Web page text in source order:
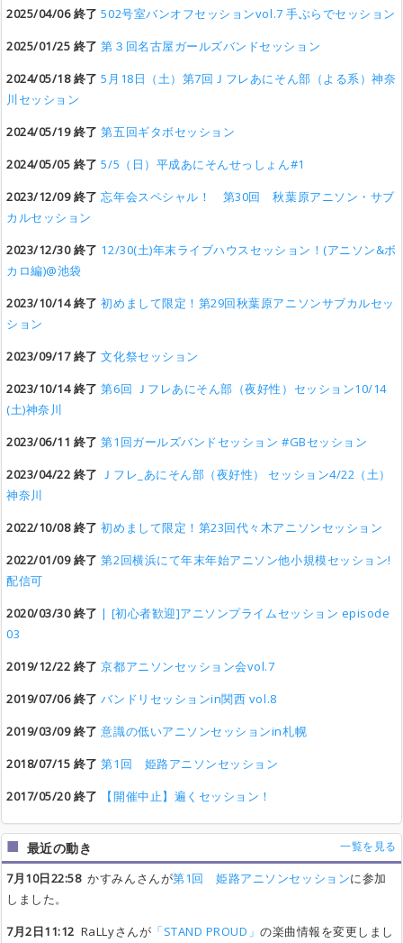
2025/04/06 終了 502号室バンオフセッションvol.7 手ぶらでセッション
2025/01/25 終了 第３回名古屋ガールズバンドセッション
2024/05/18 終了 5月18日（土）第7回Ｊフレあにそん部（よる系）神奈
川セッション
2024/05/19 終了 第五回ギタボセッション
2024/05/05 終了 5/5（日）平成あにそんせっしょん#1
2023/12/09 終了 忘年会スペシャル！ 第30回 秋葉原アニソン・サブ
カルセッション
2023/12/30 終了 12/30(土)年末ライブハウスセッション！(アニソン&ボ
カロ編)@池袋
2023/10/14 終了 初めまして限定！第29回秋葉原アニソンサブカルセッ
ション
2023/09/17 終了 文化祭セッション
2023/10/14 終了 第6回 Ｊフレあにそん部（夜好性）セッション10/14
(土)神奈川
2023/06/11 終了 第1回ガールズバンドセッション #GBセッション
2023/04/22 終了 Ｊフレ_あにそん部（夜好性） セッション4/22（土）
神奈川
2022/10/08 終了 初めまして限定！第23回代々木アニソンセッション
2022/01/09 終了 第2回横浜にて年末年始アニソン他小規模セッション!
配信可
2020/03/30 終了 | [初心者歓迎]アニソンプライムセッション episode
03
2019/12/22 終了 京都アニソンセッション会vol.7
2019/07/06 終了 バンドリセッションin関西 vol.8
2019/03/09 終了 意識の低いアニソンセッションin札幌
2018/07/15 終了 第1回 姫路アニソンセッション
2017/05/20 終了
【開催中止】遍くセッション！
最近の動き 一覧を見る
7月10日22:58かすみんさんが第1回 姫路アニソンセッションに参加
しました。
7月2日11:12 RaLLyさんが 「STAND PROUD」の楽曲情報を変更しまし